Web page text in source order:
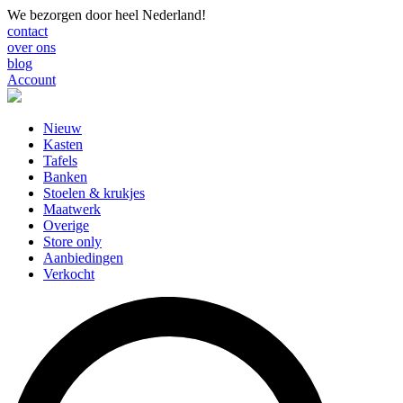
We bezorgen door heel Nederland!
contact
over ons
blog
Account
Nieuw
Kasten
Tafels
Banken
Stoelen & krukjes
Maatwerk
Overige
Store only
Aanbiedingen
Verkocht